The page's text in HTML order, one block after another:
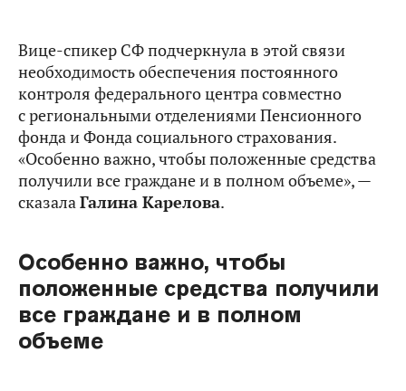
Вице-спикер СФ подчеркнула в этой связи
необходимость обеспечения постоянного
контроля федерального центра совместно
с региональными отделениями Пенсионного
фонда и Фонда социального страхования.
«Особенно важно, чтобы положенные средства
получили все граждане и в полном объеме», —
сказалаГалина Карелова.
Особенно важно, чтобы
положенные средства получили
все граждане и в полном
объеме